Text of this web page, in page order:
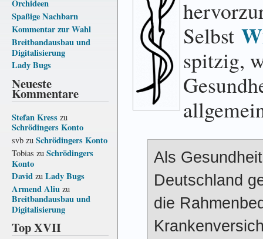
Orchideen
Spaßige Nachbarn
Kommentar zur Wahl
Breitbandausbau und
Digitalisierung
Lady Bugs
Neueste
Kommentare
Stefan Kress zu
Schrödingers Konto
svb zu Schrödingers Konto
Tobias zu Schrödingers
Konto
David zu Lady Bugs
Armend Aliu zu
Breitbandausbau und
Digitalisierung
Top XVII
Selbst
spitzig,
Als
Deutschland
die